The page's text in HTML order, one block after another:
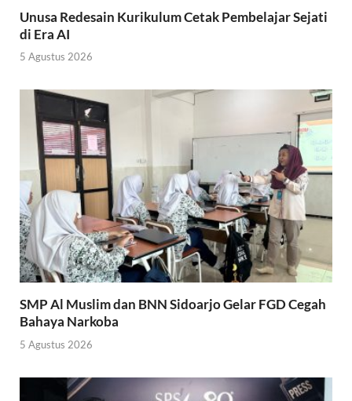
Unusa Redesain Kurikulum Cetak Pembelajar Sejati
di Era AI
5 Agustus 2026
SMP Al Muslim dan BNN Sidoarjo Gelar FGD Cegah
Bahaya Narkoba
5 Agustus 2026